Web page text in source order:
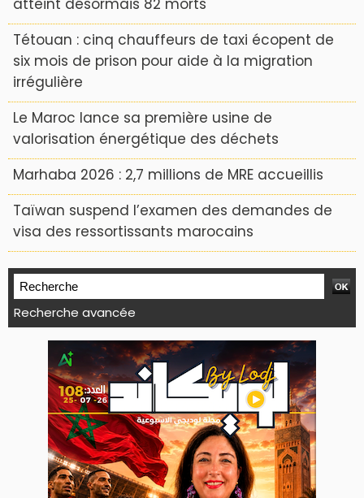
atteint désormais 82 morts
Tétouan : cinq chauffeurs de taxi écopent de
six mois de prison pour aide à la migration
irrégulière
Le Maroc lance sa première usine de
valorisation énergétique des déchets
Marhaba 2026 : 2,7 millions de MRE accueillis
Taïwan suspend l’examen des demandes de
visa des ressortissants marocains
Recherche avancée